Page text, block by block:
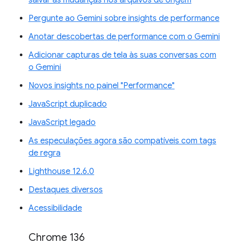
Pergunte ao Gemini sobre insights de performance
Anotar descobertas de performance com o Gemini
Adicionar capturas de tela às suas conversas com
o Gemini
Novos insights no painel "Performance"
JavaScript duplicado
JavaScript legado
As especulações agora são compatíveis com tags
de regra
Lighthouse 12.6.0
Destaques diversos
Acessibilidade
Chrome 136